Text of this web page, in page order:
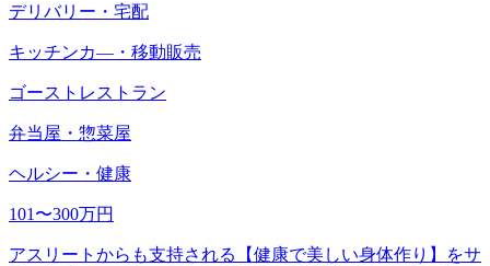
デリバリー・宅配
キッチンカ―・移動販売
ゴーストレストラン
弁当屋・惣菜屋
ヘルシー・健康
101〜300万円
アスリートからも支持される【健康で美しい身体作り】をサ